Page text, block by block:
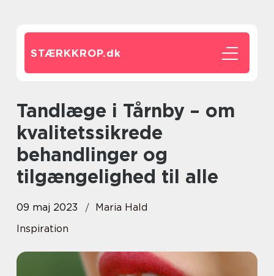
STÆRKKROP.dk
Tandlæge i Tårnby – om
kvalitetssikrede
behandlinger og
tilgængelighed til alle
09 maj 2023
Maria Hald
Inspiration